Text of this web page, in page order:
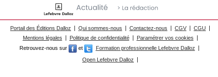
Portail des Éditions Dalloz Qui sommes-nous Contactez-nous CGV
CGU
Mentions légales
Politique de confidentialité
Paramétrer vos cookies
Retrouvez-nous sur
et
Formation professionnelle Lefebvre Dalloz
Open Lefebvre Dalloz